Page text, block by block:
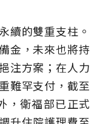
續的雙重支柱。
金，未來也將持
注方案；在人力
難罕支付，截至
，衛福部已正式